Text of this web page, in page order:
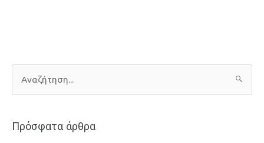
ν
ζΠρόσφατα άρθρα